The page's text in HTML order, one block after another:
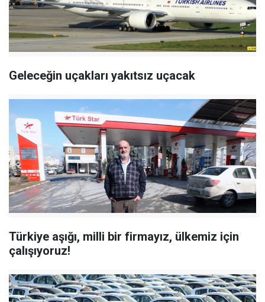
Geleceğin uçakları yakıtsız uçacak
Türkiye aşığı, milli bir firmayız, ülkemiz için
çalışıyoruz!